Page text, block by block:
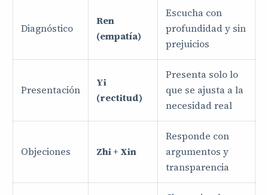
Diagnóstico
Ren
(empatía)
Escucha con
profundidad y sin
prejuicios
Presentación
Yi
(rectitud)
Presenta solo lo
que se ajusta a la
necesidad real
Objeciones Zhi + Xin
Responde con
argumentos y
transparencia